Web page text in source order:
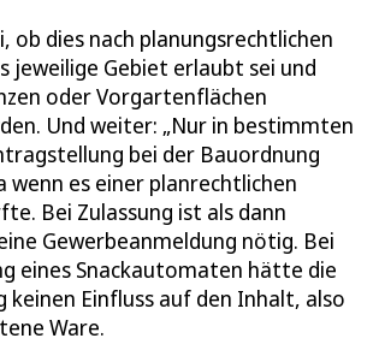
ob dies nach planungsrechtlichen
jeweilige Gebiet erlaubt sei und
oder Vorgartenflächen
Und weiter: „Nur in bestimmten
bei der Bauordnung
es einer planrechtlichen
Bei Zulassung ist als dann
Gewerbeanmeldung nötig. Bei
eines Snackautomaten hätte die
Einfluss auf den Inhalt, also
Ware.